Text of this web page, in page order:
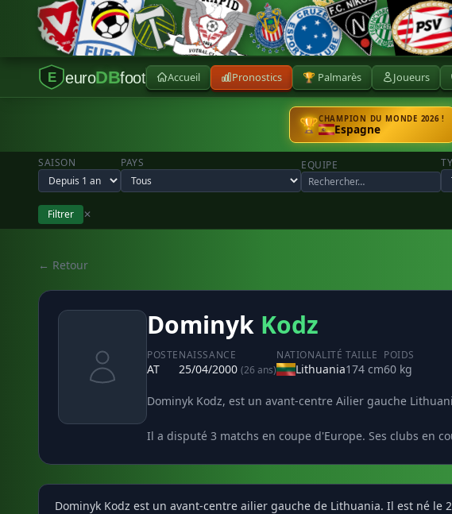
E euroDBfoot Accueil Pronostics 🏆 Palmarès Joueurs
🏆CHAMPION DU MONDE 2026 !
Espagne
SAISON PAYS EQUIPE
Filtrer ✕
← Retour
Dominyk Kodz
POSTE
AT
NAISSANCE
25/04/2000 (26 ans)
NATIONALITÉ
Lithuania
TAILLE
174 cm
POIDS
60 kg
Dominyk Kodz, est un avant-centre Ailier gauche
Il a disputé 3 matchs en coupe d'Europe. Ses clubs en
Dominyk Kodz est un avant-centre ailier gauche de Lithuania. Il est né le